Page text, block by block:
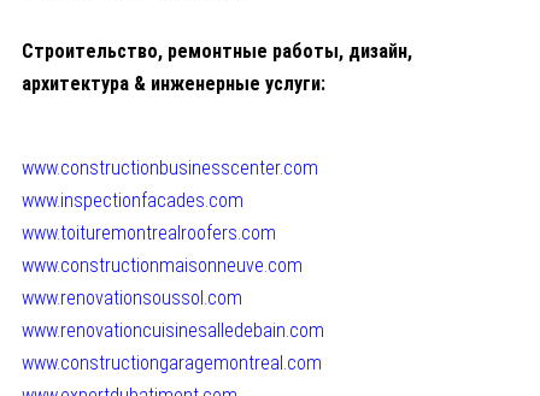
Строительство, ремонтные работы, дизайн,
архитектура & инженерные услуги:
www.constructionbusinesscenter.com
www.inspectionfacades.com
www.toituremontrealroofers.com
www.constructionmaisonneuve.com
www.renovationsoussol.com
www.renovationcuisinesalledebain.com
www.constructiongaragemontreal.com